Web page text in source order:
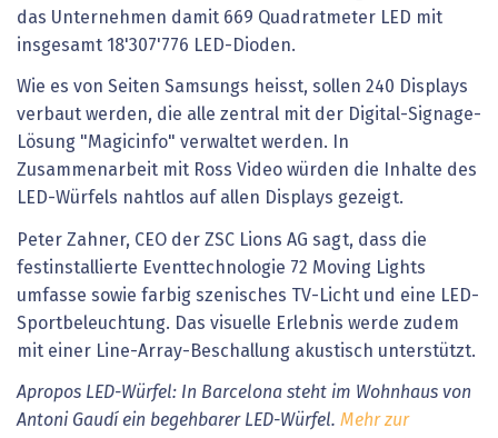
das Unternehmen damit 669 Quadratmeter LED mit
insgesamt 18'307'776 LED-Dioden.
Wie es von Seiten Samsungs heisst, sollen 240 Displays
verbaut werden, die alle zentral mit der Digital-Signage-
Lösung "Magicinfo" verwaltet werden. In
Zusammenarbeit mit Ross Video würden die Inhalte des
LED-Würfels nahtlos auf allen Displays gezeigt.
Peter Zahner, CEO der ZSC Lions AG sagt, dass die
festinstallierte Eventtechnologie 72 Moving Lights
umfasse sowie farbig szenisches TV-Licht und eine LED-
Sportbeleuchtung. Das visuelle Erlebnis werde zudem
mit einer Line-Array-Beschallung akustisch unterstützt.
Apropos LED-Würfel: In Barcelona steht im Wohnhaus von
Antoni Gaudí ein begehbarer LED-Würfel. Mehr zur